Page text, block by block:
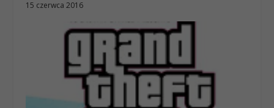
15 czerwca 2016